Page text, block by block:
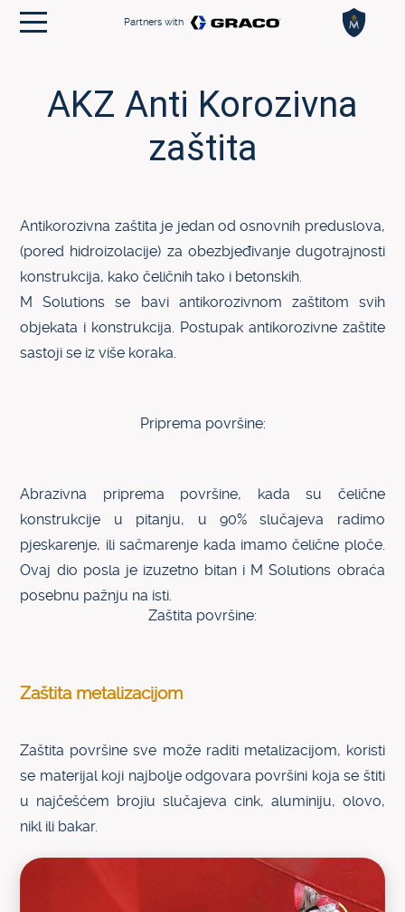
Partners with
TEHNIKE
CASE STORY
EN
AKZ Anti Korozivna
zaštita
Antikorozivna zaštita je jedan od osnovnih preduslova,
(pored hidroizolacije) za obezbjeđivanje dugotrajnosti
konstrukcija, kako čeličnih tako i betonskih.
M Solutions se bavi antikorozivnom zaštitom svih
objekata i konstrukcija. Postupak antikorozivne zaštite
sastoji se iz više koraka.
Priprema površine:
Abrazivna priprema površine, kada su čelične
konstrukcije u pitanju, u 90% slučajeva radimo
pjeskarenje, ili sačmarenje kada imamo čelične ploče.
Ovaj dio posla je izuzetno bitan i M Solutions obraća
posebnu pažnju na isti.
Zaštita površine:
Zaštita metalizacijom
Zaštita površine sve može raditi metalizacijom, koristi
se materijal koji najbolje odgovara površini koja se štiti
u najčešćem brojiu slučajeva cink, aluminiju, olovo,
nikl ili bakar.